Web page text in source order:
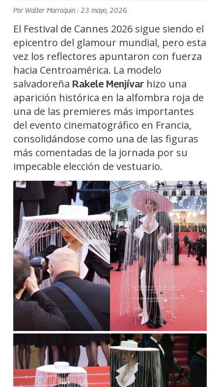
Por Walter Marroquin 23 mayo, 2026
El Festival de Cannes 2026 sigue siendo el
epicentro del glamour mundial, pero esta
vez los reflectores apuntaron con fuerza
hacia Centroamérica. La modelo
salvadoreña Rakele Menjívarhizo una
aparición histórica en la alfombra roja de
una de las premieres más importantes
del evento cinematográfico en Francia,
consolidándose como una de las figuras
más comentadas de la jornada por su
impecable elección de vestuario.